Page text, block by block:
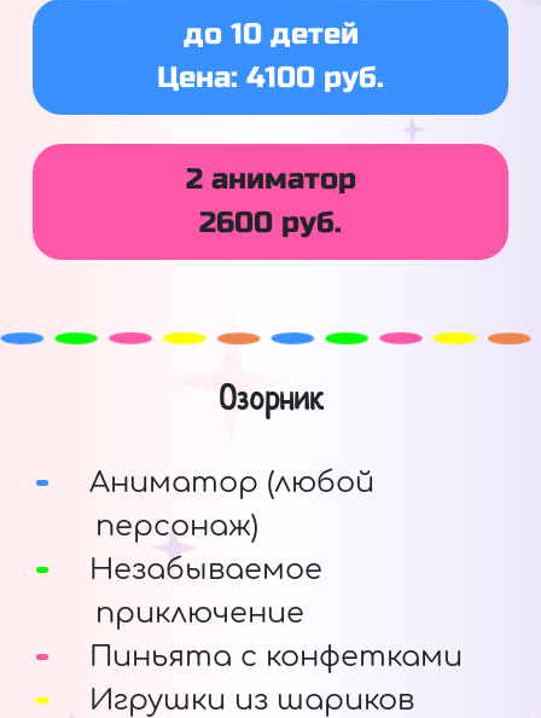
до 10 детей
Цена: 4100 руб.
2 аниматор
2600 руб.
Озорник
Аниматор (любой
персонаж)
Незабываемое
приключение
Пиньята с конфетками
Игрушки из шариков